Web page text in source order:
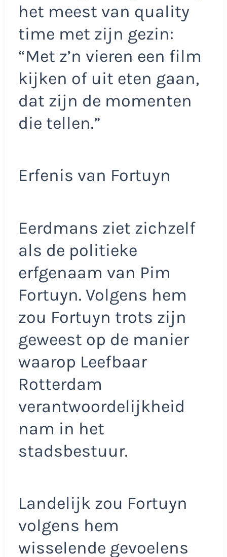
het meest van quality
time met zijn gezin:
“Met z’n vieren een film
kijken of uit eten gaan,
dat zijn de momenten
die tellen.”
Erfenis van Fortuyn
Eerdmans ziet zichzelf
als de politieke
erfgenaam van Pim
Fortuyn. Volgens hem
zou Fortuyn trots zijn
geweest op de manier
waarop Leefbaar
Rotterdam
verantwoordelijkheid
nam in het
stadsbestuur.
Landelijk zou Fortuyn
volgens hem
wisselende gevoelens